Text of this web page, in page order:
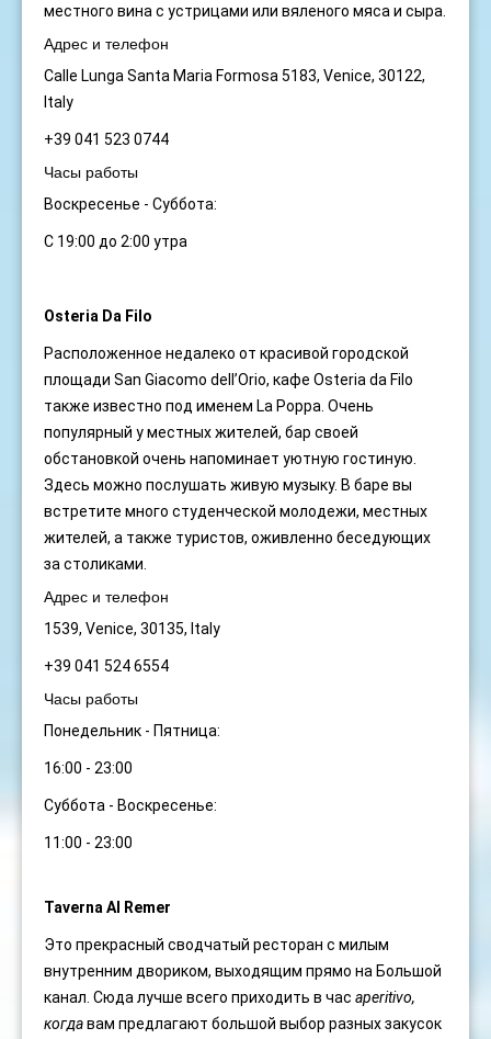
местного вина с устрицами или вяленого мяса и сыра.
Адрес и телефон
Calle Lunga Santa Maria Formosa 5183, Venice, 30122,
Italy
+39 041 523 0744
Часы работы
Воскресенье - Суббота:
С 19:00 до 2:00 утра
Osteria Da Filo
Расположенное недалеко от красивой городской
площади San Giacomo dell’Orio, кафе Osteria da Filo
также известно под именем La Poppa. Очень
популярный у местных жителей, бар своей
обстановкой очень напоминает уютную гостиную.
Здесь можно послушать живую музыку. В баре вы
встретите много студенческой молодежи, местных
жителей, а также туристов, оживленно беседующих
за столиками.
Адрес и телефон
1539, Venice, 30135, Italy
+39 041 524 6554
Часы работы
Понедельник - Пятница:
16:00 - 23:00
Суббота - Воскресенье:
11:00 - 23:00
Taverna Al Remer
Это прекрасный сводчатый ресторан с милым
внутренним двориком, выходящим прямо на Большой
канал. Сюда лучше всего приходить в час aperitivo,
когдавам предлагают большой выбор разных закусок